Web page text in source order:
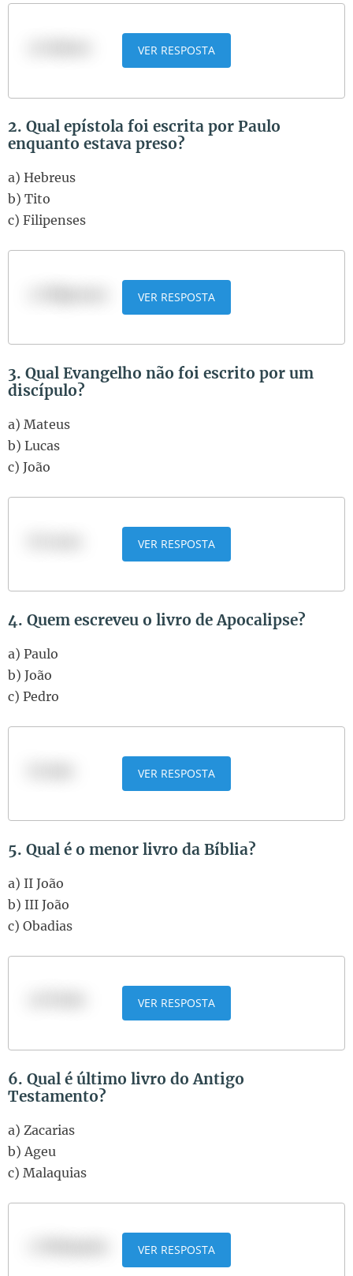
VER RESPOSTA
2. Qual epístola foi escrita por Paulo
enquanto estava preso?
a) Hebreus
b) Tito
c) Filipenses
VER RESPOSTA
3. Qual Evangelho não foi escrito por um
discípulo?
a) Mateus
b) Lucas
c) João
VER RESPOSTA
4. Quem escreveu o livro de Apocalipse?
a) Paulo
b) João
c) Pedro
VER RESPOSTA
5. Qual é o menor livro da Bíblia?
a) II João
b) III João
c) Obadias
VER RESPOSTA
6. Qual é último livro do Antigo
Testamento?
a) Zacarias
b) Ageu
c) Malaquias
VER RESPOSTA